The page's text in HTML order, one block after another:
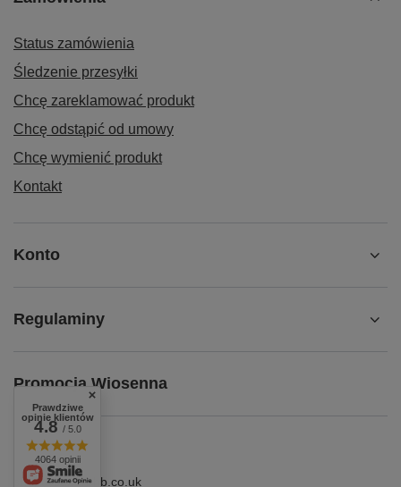
Status zamówienia
Śledzenie przesyłki
Chcę zareklamować produkt
Chcę odstąpić od umowy
Chcę wymienić produkt
Kontakt
Konto
Regulaminy
Promocja Wiosenna
shop@superbhb.co.uk
Prawdziwe
opinie klientów
4.8/ 5.0
4064 opinii